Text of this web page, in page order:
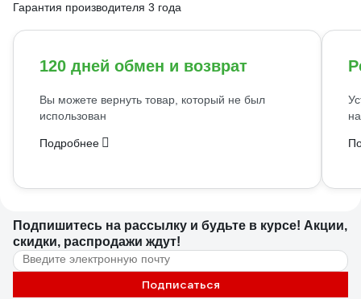
Гарантия производителя 3 года
120 дней обмен и возврат
Вы можете вернуть товар, который не был
использован
Подробнее
Подпишитесь на рассылку и будьте в курсе! Акции,
скидки, распродажи ждут!
Подписаться